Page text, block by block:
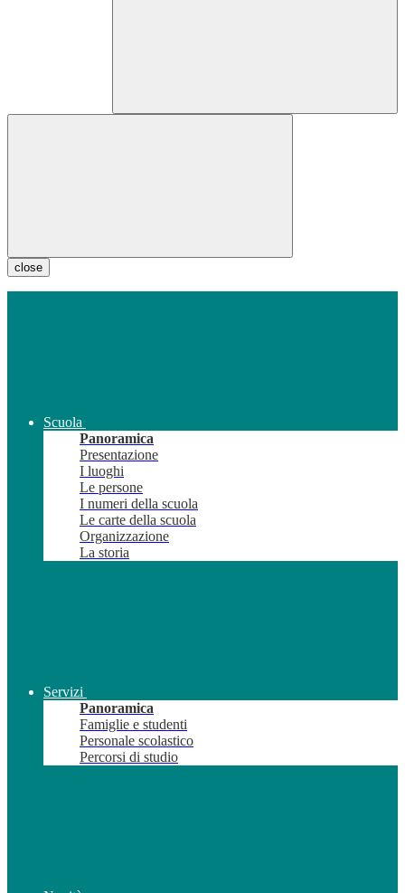
close
Scuola
Panoramica
Presentazione
I luoghi
Le persone
I numeri della scuola
Le carte della scuola
Organizzazione
La storia
Servizi
Panoramica
Famiglie e studenti
Personale scolastico
Percorsi di studio